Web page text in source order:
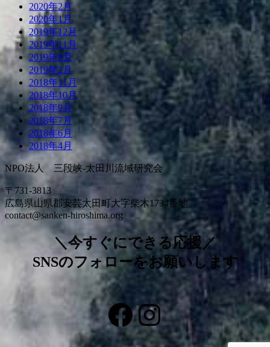
2020年2月
2020年1月
2019年12月
2019年11月
2019年9月
2019年2月
2018年11月
2018年10月
2018年9月
2018年7月
2018年6月
2018年4月
NPO法人 三段峡-太田川流域研究会
〒731-3813
広島県山県郡安芸太田町大字柴木1734番地
contact@sanken-hiroshima.org
＼今すぐにできる応援／
SNSのフォローをお願いします
Facebook
Instagram